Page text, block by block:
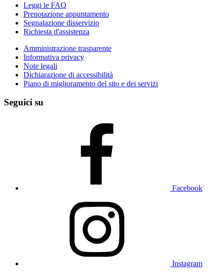
Leggi le FAQ
Prenotazione appuntamento
Segnalazione disservizio
Richiesta d'assistenza
Amministrazione trasparente
Informativa privacy
Note legali
Dichiarazione di accessibilità
Piano di miglioramento del sito e dei servizi
Seguici su
Facebook
Instagram